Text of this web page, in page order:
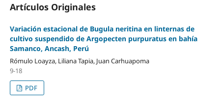
Artículos Originales
Variación estacional de Bugula neritina en linternas de
cultivo suspendido de Argopecten purpuratus en bahía
Samanco, Ancash, Perú
Rómulo Loayza, Liliana Tapia, Juan Carhuapoma
9-18
PDF